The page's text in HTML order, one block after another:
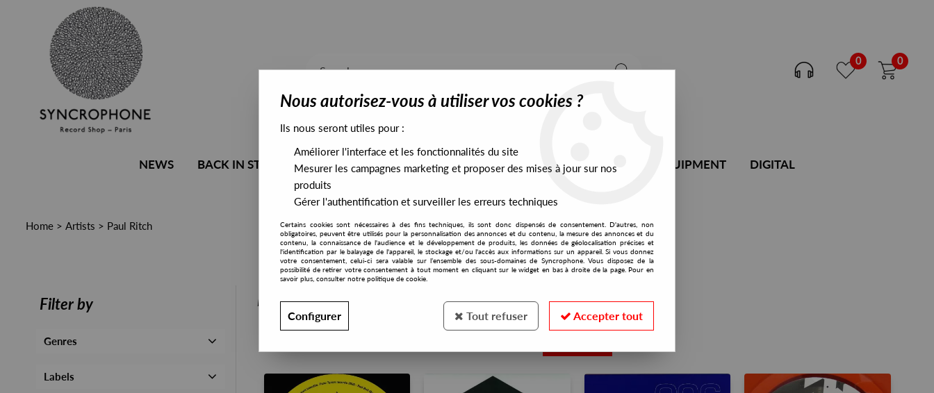
0 0
NEWS BACK IN STOCK ALL STOCK EXCLUSIVES PRESALES EXCLUSIVES DJ EQUIPMENT DIGITAL
Home > Artists > Paul Ritch
Filter by
Genres
Labels
PRESALES EXCLUSIVES
Nous autorisez-vous à utiliser vos cookies ?
Ils nous seront utiles pour :
Améliorer l'interface et les fonctionnalités du site
Mesurer les campagnes marketing et proposer des mises à jour sur nos
produits
Gérer l'authentification et surveiller les erreurs techniques
Certains cookies sont nécessaires à des fins techniques, ils sont donc dispensés de consentement. D'autres, non
obligatoires, peuvent être utilisés pour la personnalisation des annonces et du contenu, la mesure des annonces et du
contenu, la connaissance de l'audience et le développement de produits, les données de géolocalisation précises et
l'identification par le balayage de l'appareil, le stockage et/ou l'accès aux informations sur un appareil. Si vous donnez
votre consentement, celui-ci sera valable sur l’ensemble des sous-domaines de Syncrophone. Vous disposez de la
possibilité de retirer votre consentement à tout moment en cliquant sur le widget en bas à droite de la page. Pour en
savoir plus, consulter notre politique de cookie.
Configurer Tout refuser Accepter tout